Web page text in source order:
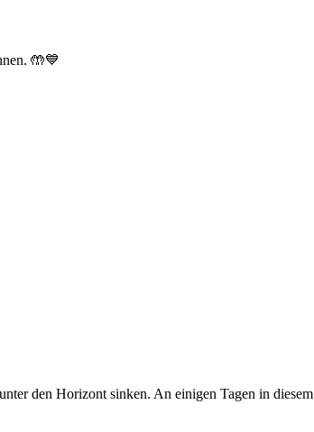
🤲💙
den Horizont sinken. An einigen Tagen in